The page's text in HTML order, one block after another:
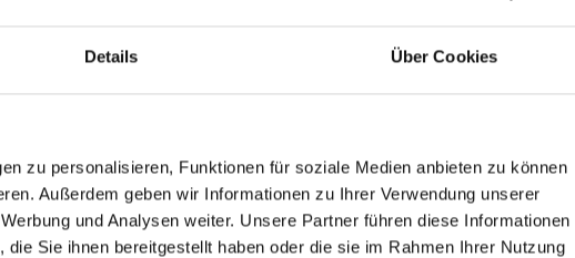
Details Über Cookies
zu personalisieren, Funktionen für soziale Medien anbieten zu können
Außerdem geben wir Informationen zu Ihrer Verwendung unserer
und Analysen weiter. Unsere Partner führen diese Informationen
Sie ihnen bereitgestellt haben oder die sie im Rahmen Ihrer Nutzung